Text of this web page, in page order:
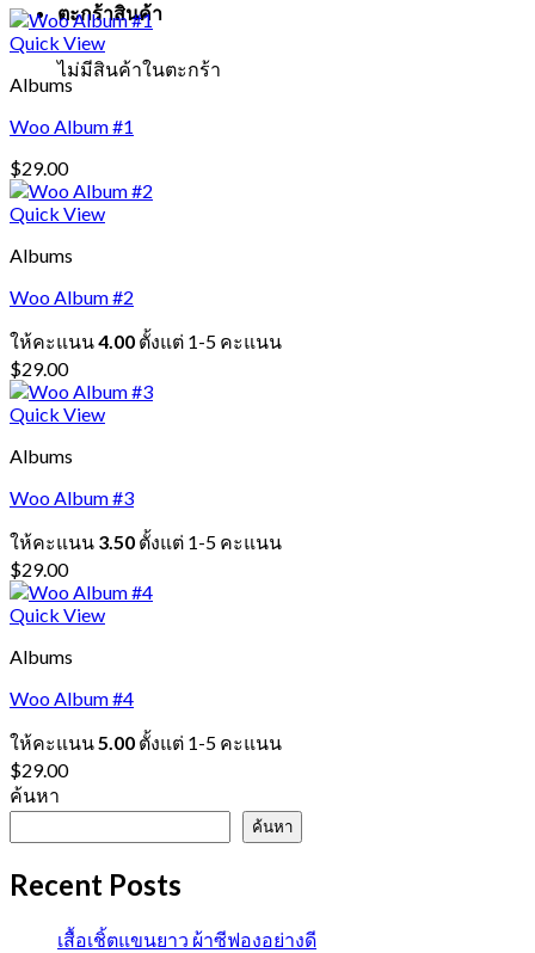
ตะกร้าสินค้า
ไม่มีสินค้าในตะกร้า
Quick View
Albums
Woo Album #1
$29.00
Quick View
Albums
Woo Album #2
ให้คะแนน4.00 ตั้งแต่ 1-5 คะแนน
$29.00
Quick View
Albums
Woo Album #3
ให้คะแนน 3.50 ตั้งแต่ 1-5 คะแนน
$29.00
Quick View
Albums
Woo Album #4
ให้คะแนน5.00 ตั้งแต่ 1-5 คะแนน
$29.00
ค้นหา
ค้นหา
Recent Posts
เสื้อเชิ้ตแขนยาว ผ้าซีฟองอย่างดี